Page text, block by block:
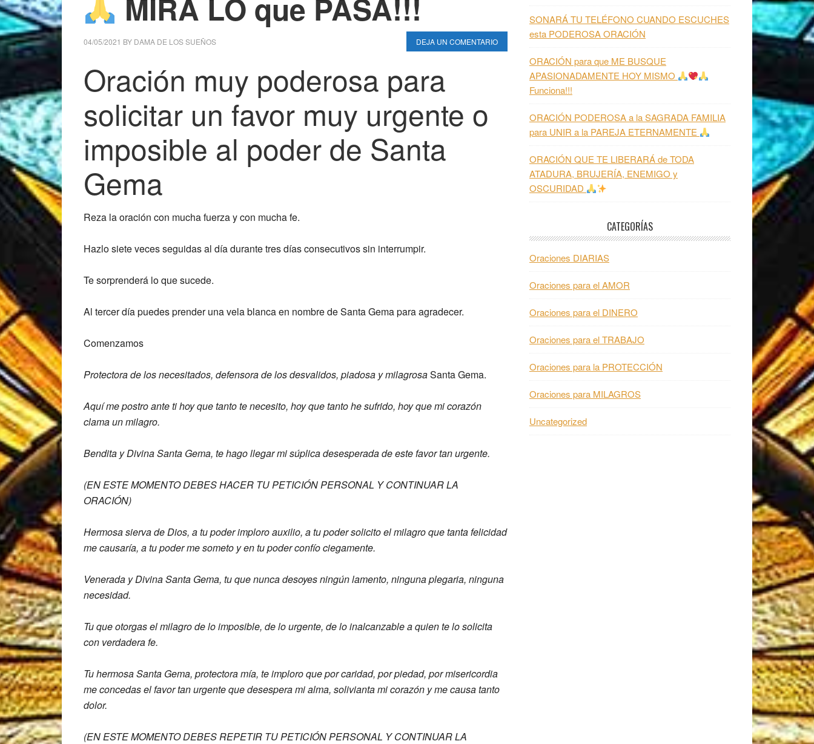
MIRA LO que PASA!!!
04/05/2021 BY DAMA DE LOS SUEÑOS DEJA UN COMENTARIO
Oración muy poderosa para
solicitar un favor muy urgente o
imposible al poder de Santa
Gema
Reza la oración con mucha fuerza y con mucha fe.
Hazlo siete veces seguidas al día durante tres días consecutivos sin interrumpir.
Te sorprenderá lo que sucede.
Al tercer día puedes prender una vela blanca en nombre de Santa Gema para agradecer.
Comenzamos
Protectora de los necesitados, defensorade los desvalidos, piadosa y milagrosaSanta Gema.
Aquí me postro ante ti hoy que tanto tenecesito, hoy que tanto he sufrido, hoy que mi corazón
clama un milagro.
Bendita y Divina Santa Gema, te hago llegar mi súplica desesperada deeste favor tan urgente.
(EN ESTE MOMENTO DEBES HACER TU PETICIÓN PERSONAL Y CONTINUAR LA
ORACIÓN)
Hermosa sierva de Dios, a tu poderimploro auxilio, a tu poder solicito elmilagro que tanta felicidad
me causaría, a tu poder me someto y en tu poderconfío ciegamente.
Venerada y Divina Santa Gema, tu quenunca desoyes ningún lamento, ningunaplegaria, ninguna
necesidad.
Tu que otorgas el milagro de lo imposible, de lourgente, de lo inalcanzable a quien te losolicita
con verdadera fe.
Tu hermosa Santa Gema, protectora mía, te imploro que por caridad, por piedad, por misericordia
me concedas el favortan urgente que desespera mi alma, solivianta mi corazón y me causa tanto
dolor.
(EN ESTE MOMENTO DEBES REPETIR TU PETICIÓN PERSONAL Y CONTINUAR LA
SONARÁ TU TELÉFONO CUANDO ESCUCHES
esta PODEROSA ORACIÓN
ORACIÓN para que ME BUSQUE
APASIONADAMENTE HOY MISMO
Funciona!!!
ORACIÓN PODEROSA a la SAGRADA FAMILIA
para UNIR a la PAREJA ETERNAMENTE
ORACIÓN QUE TE LIBERARÁ de TODA
ATADURA, BRUJERÍA, ENEMIGO y
OSCURIDAD
CATEGORÍAS
Oraciones DIARIAS
Oraciones para el AMOR
Oraciones para el DINERO
Oraciones para el TRABAJO
Oraciones para la PROTECCIÓN
Oraciones para MILAGROS
Uncategorized